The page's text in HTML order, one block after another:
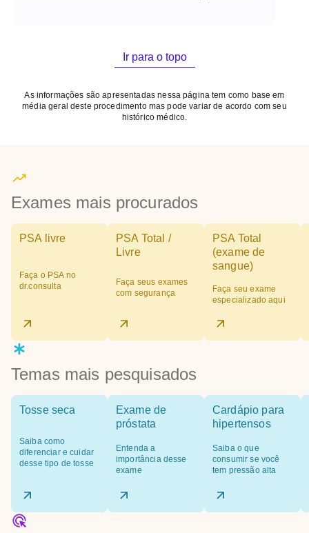
Ir para o topo
As informações são apresentadas nessa página tem como base em
média geral deste procedimento mas pode variar de acordo com seu
histórico médico.
Exames mais procurados
PSA livre
Faça o PSA no
dr.consulta
PSA Total /
Livre
Faça seus exames
com segurança
PSA Total
(exame de
sangue)
Faça seu exame
especializado aqui
Temas mais pesquisados
Tosse seca
Saiba como
diferenciar e cuidar
desse tipo de tosse
Exame de
próstata
Entenda a
importância desse
exame
Cardápio para
hipertensos
Saiba o que
consumir se você
tem pressão alta